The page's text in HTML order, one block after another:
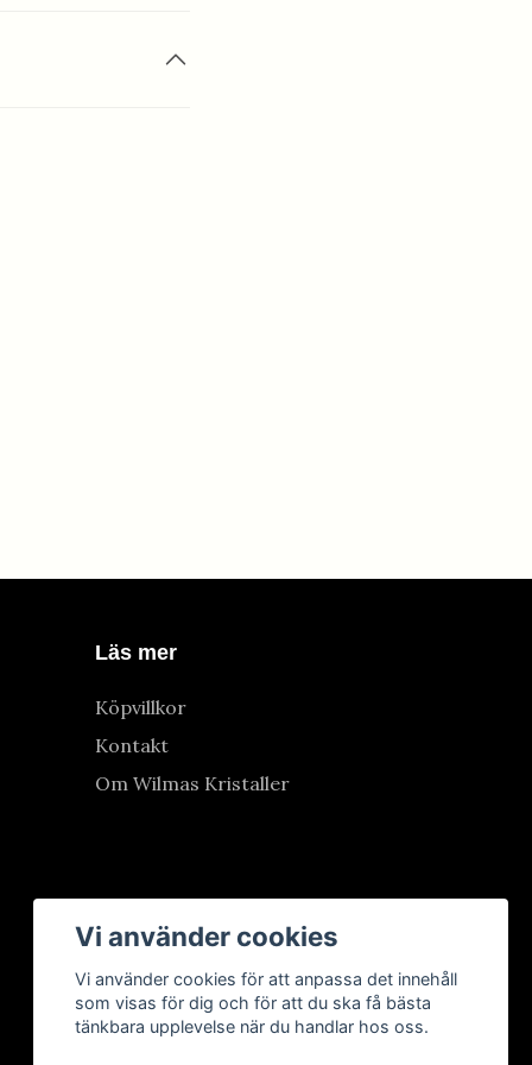
Läs mer
Köpvillkor
Kontakt
Om Wilmas Kristaller
Vi använder cookies
Vi använder cookies för att anpassa det innehåll
som visas för dig och för att du ska få bästa
tänkbara upplevelse när du handlar hos oss.